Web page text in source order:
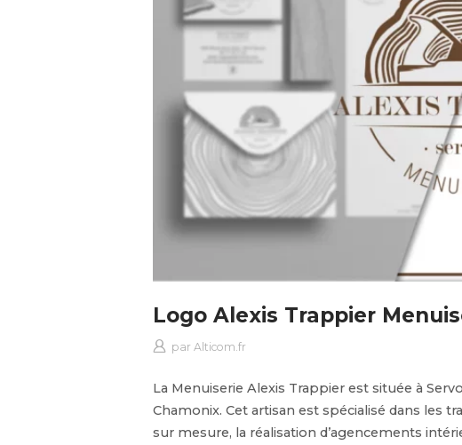
Logo Alexis Trappier
par Alticom.fr
La Menuiserie Alexis Trappier est située à
Chamonix. Cet artisan est spécialisé dans les
sur mesure, la réalisation d’agencements